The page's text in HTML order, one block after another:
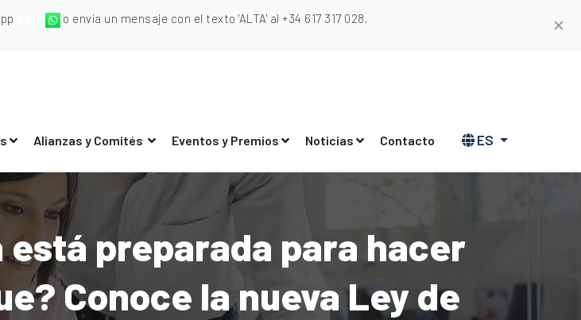
o envia un mensaje con el texto 'ALTA' al +34 617 317 028. ✕
Alianzas y Comités Eventos y Premios Noticias Contacto ES
preparada para hacer
Conoce la nueva Ley de